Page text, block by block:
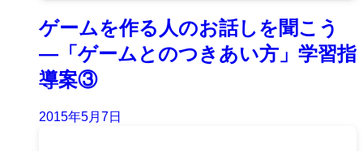
ゲームを作る人のお話しを聞こう
―「ゲームとのつきあい方」学習指
導案③
2015年5月7日